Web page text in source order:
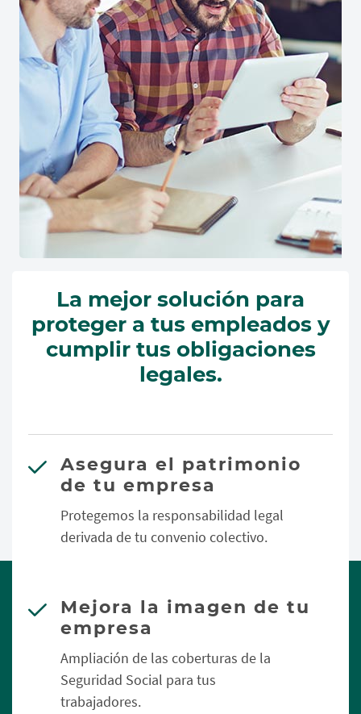
La mejor solución para
proteger a tus empleados y
cumplir tus obligaciones
legales.
Asegura el patrimonio
de tu empresa
Protegemos la responsabilidad legal
derivada de tu convenio colectivo.
Mejora la imagen de tu
empresa
Ampliación de las coberturas de la
Seguridad Social para tus
trabajadores.